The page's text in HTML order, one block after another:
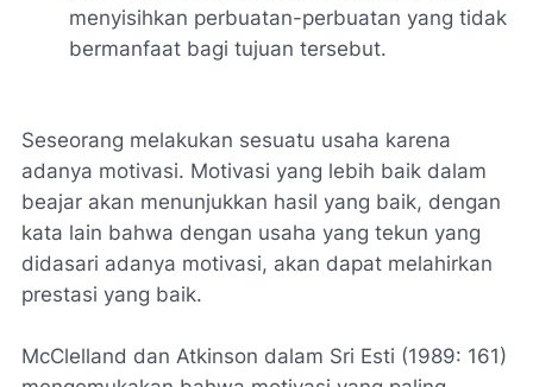
menyisihkan perbuatan-perbuatan yang tidak
bermanfaat bagi tujuan tersebut.
Seseorang melakukan sesuatu usaha karena
adanya motivasi. Motivasi yang lebih baik dalam
beajar akan menunjukkan hasil yang baik, dengan
kata lain bahwa dengan usaha yang tekun yang
didasari adanya motivasi, akan dapat melahirkan
prestasi yang baik.
McClelland dan Atkinson dalam Sri Esti (1989: 161)